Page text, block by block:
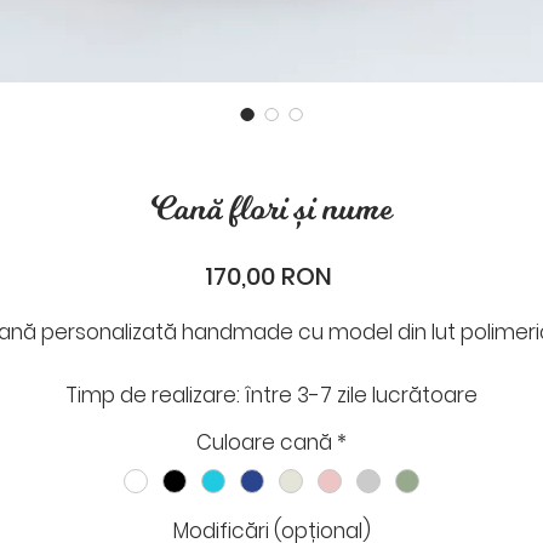
Cană flori și nume
170,00 RON
personalizată handmade cu model din lut
Timp de realizare: între 3-7 zile lucrătoare
Timp de livrare: 1-2 zile lucrătoare
plasarea comenzii cineva din Odaie îți va scrie pe
sau What`s App, pentru a stabili data expedierii și alte
Culoare cană *
Modificări (opțional)